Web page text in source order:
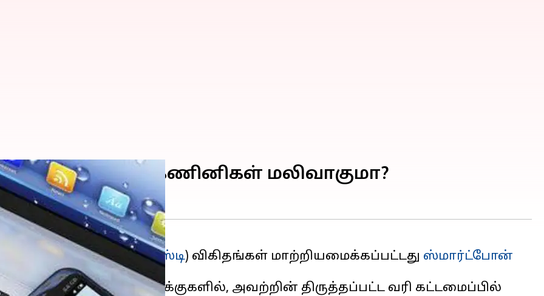
மடிக்கணினிகள் மலிவாகுமா?
மற்றும் சேவை வரி (ஜிஎஸ்டி) விகிதங்கள் மாற்றியமைக்கப்பட்டது ஸ்மார்ட்போன்
புதிய ஜிஎஸ்டி அடுக்குகளில், அவற்றின் திருத்தப்பட்ட வரி கட்டமைப்பில்